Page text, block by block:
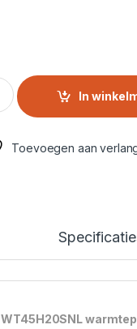
8 kg
In
Toevoegen aan